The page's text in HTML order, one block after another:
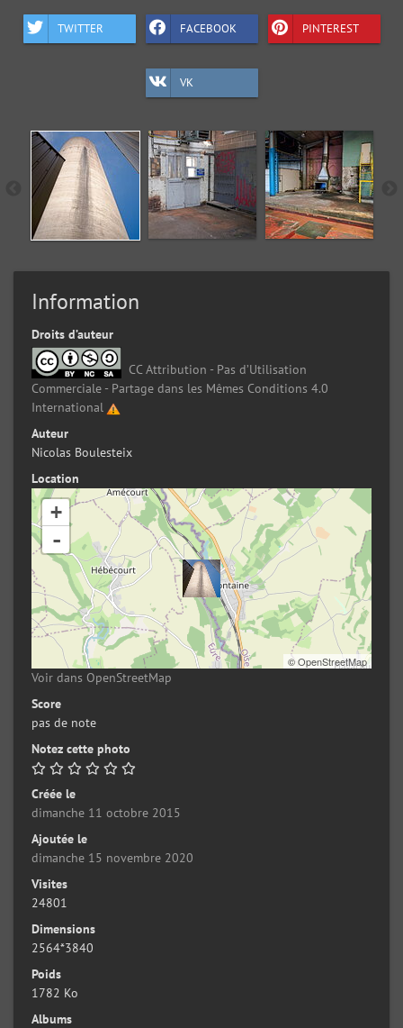
TWITTER FACEBOOK PINTEREST
VK
Information
Droits d’auteur
CC Attribution - Pas d’Utilisation
Commerciale - Partage dans les Mêmes Conditions 4.0
International
Auteur
Nicolas Boulesteix
Location
+
-
©OpenStreetMap
Voir dans OpenStreetMap
Score
pas de note
Notez cette photo
Créée le
dimanche 11 octobre 2015
Ajoutée le
dimanche 15 novembre 2020
Visites
24801
Dimensions
2564*3840
Poids
1782 Ko
Albums